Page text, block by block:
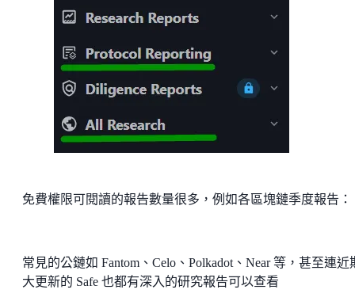
免費權限可閱讀的報告數量很多，例如各區塊鏈季度報告：
常見的公鏈如 Fantom、Celo、Polkadot、Near 等，甚至連近
大更新的 Safe 也都有深入的研究報告可以查看